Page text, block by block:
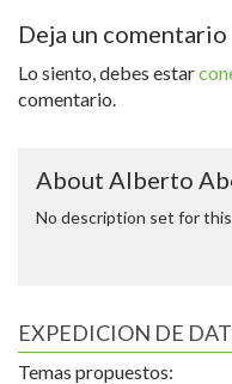
Deja un comentario
Lo siento, debes estar
comentario.
About Alberto
No description set for
EXPEDICION DE
Temas propuestos: